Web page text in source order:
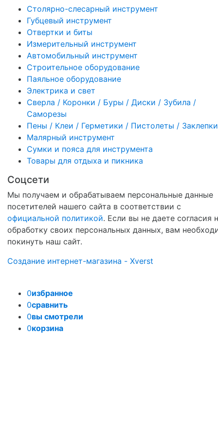
Столярно-слесарный инструмент
Губцевый инструмент
Отвертки и биты
Измерительный инструмент
Автомобильный инструмент
Строительное оборудование
Паяльное оборудование
Электрика и свет
Сверла / Коронки / Буры / Диски / Зубила /
Саморезы
Пены / Клеи / Герметики / Пистолеты / Заклепки
Малярный инструмент
Сумки и пояса для инструмента
Товары для отдыха и пикника
Соцсети
Мы получаем и обрабатываем персональные данные
посетителей нашего сайта в соответствии с
официальной политикой. Если вы не даете согласия
обработку своих персональных данных, вам
покинуть наш сайт.
Создание интернет-магазина - Xverst
0избранное
0сравнить
0вы смотрели
0корзина